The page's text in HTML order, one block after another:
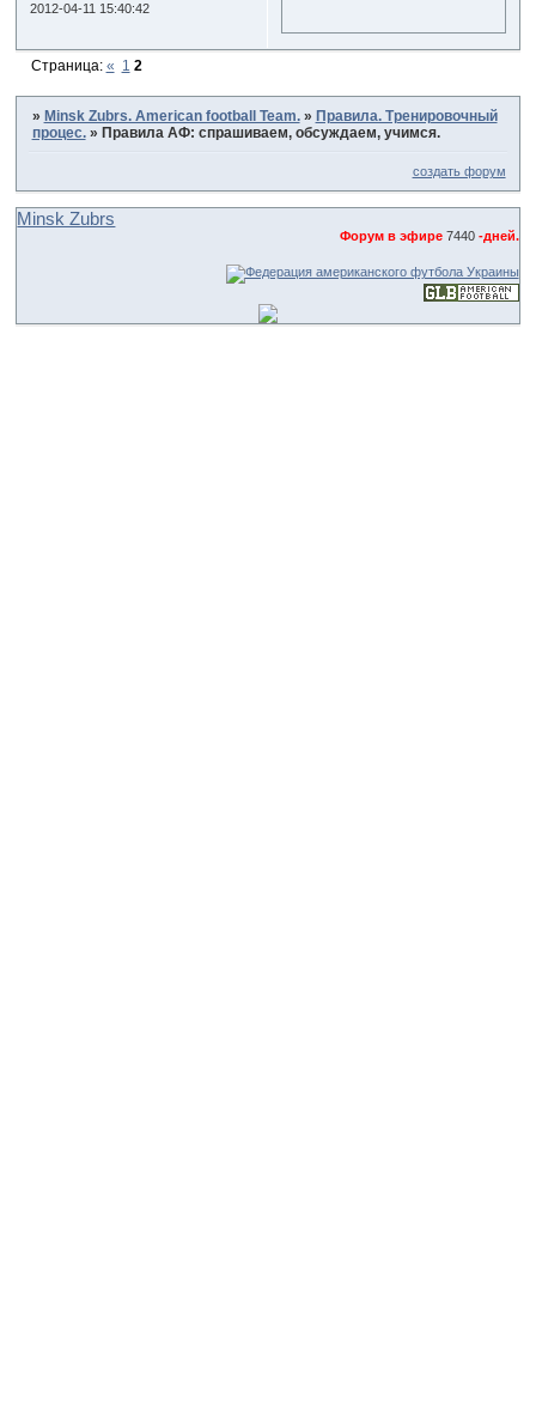
2012-04-11 15:40:42
Страница: « 1 2
» Minsk Zubrs. American football Team. » Правила. Тренировочный
процес. » Правила АФ: спрашиваем, обсуждаем, учимся.
создать форум
Minsk Zubrs
Форум в эфире 7440-дней.